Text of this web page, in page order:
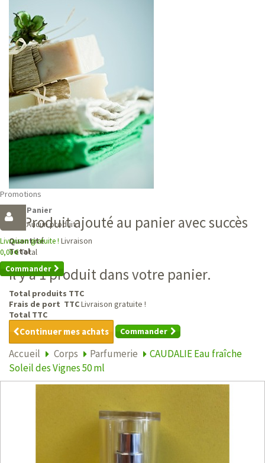
Promotions
Panier
Aucun produit
Livraison gratuite ! Livraison
0,00 €Total
Commander
Produit ajouté au panier avec succès
Quantité
Total
Il y a 1 produit dans votre panier.
Total produits TTC
Frais de port TTCLivraison gratuite !
Total TTC
Continuer mes achats Commander
Accueil Corps Parfumerie
CAUDALIE Eau fraîche
Soleil des Vignes 50 ml